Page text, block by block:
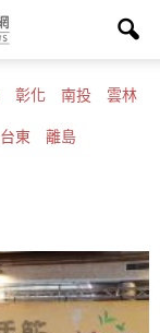
彰化 南投 雲林
台東 離島